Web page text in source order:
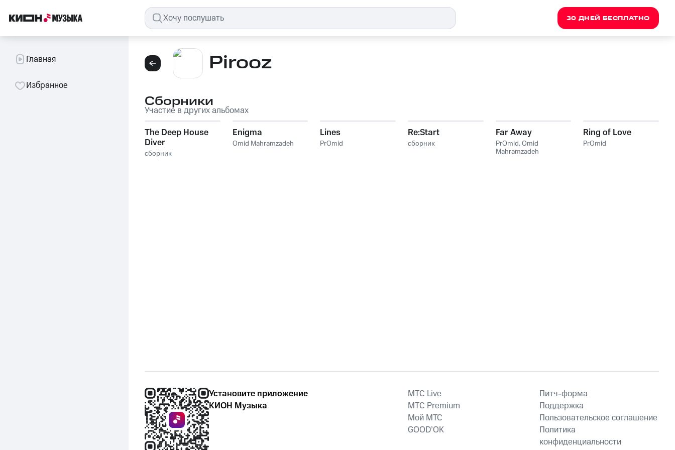
30 ДНЕЙ БЕСПЛАТНО
Главная
Избранное
Pirooz
Сборники
Участие в других альбомах
The Deep House
Diver
сборник
Enigma
Omid Mahramzadeh
Lines
PrOmid
Re:Start
сборник
Far Away
PrOmid,Omid
Mahramzadeh
Ring of Love
PrOmid
Установите приложение
КИОН Музыка
MTС Live
MTС Premium
Мой МТС
GOOD’OK
Питч-форма
Поддержка
Пользовательское соглашение
Политика
конфиденциальности